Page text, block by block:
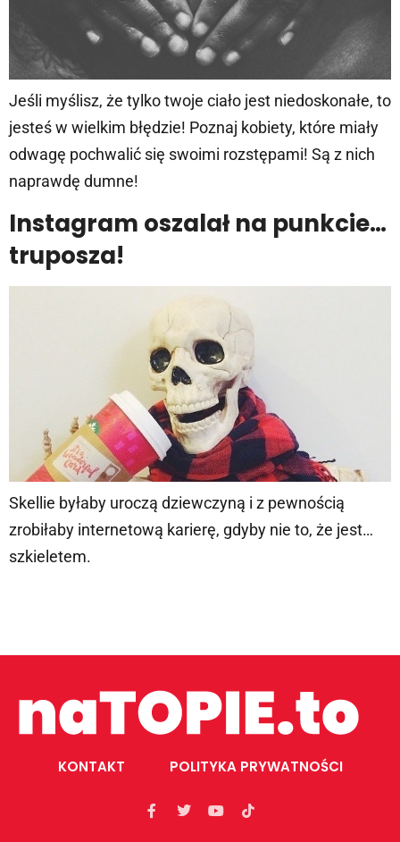
Jeśli myślisz, że tylko twoje ciało jest niedoskonałe, to
jesteś w wielkim błędzie! Poznaj kobiety, które miały
odwagę pochwalić się swoimi rozstępami! Są z nich
naprawdę dumne!
Instagram oszalał na punkcie…
truposza!
Skellie byłaby uroczą dziewczyną i z pewnością
zrobiłaby internetową karierę, gdyby nie to, że jest…
szkieletem.
KONTAKT POLITYKA PRYWATNOŚCI